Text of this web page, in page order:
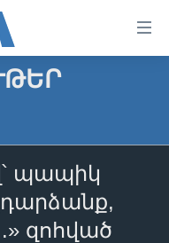
պապիկ
զոհված